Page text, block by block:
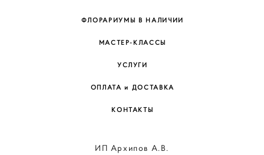
ФЛОРАРИУМЫ В НАЛИЧИИ
МАСТЕР-КЛАССЫ
УСЛУГИ
ОПЛАТА и ДОСТАВКА
КОНТАКТЫ
ИП Архипов А.В.